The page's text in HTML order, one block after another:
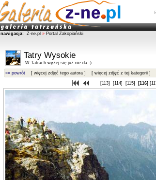
nawigacja: Z-ne.pl » Portal Zakopiański
Tatry Wysokie
W Tatrach wyżej się już nie da :)
«« powrót [ więcej zdjęć tego autora ] [ więcej zdjęć z tej kategorii ]
[113] [114] [115] [116]